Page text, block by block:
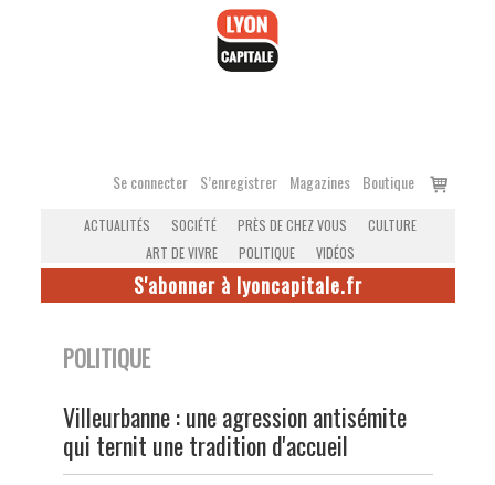
Se connecter S’enregistrer Magazines Boutique
Voir
ACTUALITÉS SOCIÉTÉ PRÈS DE CHEZ VOUS
CULTURE
ART DE VIVRE
POLITIQUE VIDÉOS
S'abonner à lyoncapitale.fr
POLITIQUE
Villeurbanne : une agression antisémite
qui ternit une tradition d'accueil